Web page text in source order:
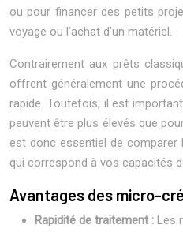
ou pour financer des petits
voyage ou l’achat d’un matériel.
Contrairement aux prêts
offrent généralement une
rapide. Toutefois, il est
peuvent être plus élevés que
est donc essentiel de
qui correspond à vos capacités
Avantages des micro-
Rapidité de traitement : Les